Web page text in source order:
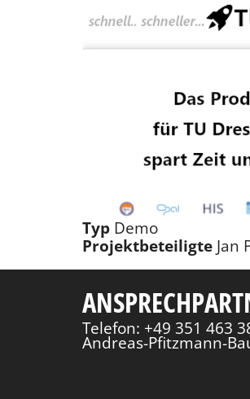
TypDemo
ProjektbeteiligteJan
Telefon: +49 351 463
Andreas-Pfitzmann-